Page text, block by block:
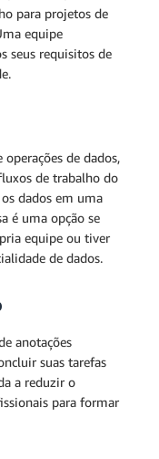
para projetos de
equipe
seus requisitos de
de dados,
de trabalho do
dados em uma
é uma opção se
equipe ou tiver
de dados.
anotações
suas tarefas
a reduzir o
para formar